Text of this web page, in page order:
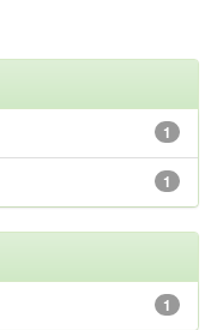
1
1
1